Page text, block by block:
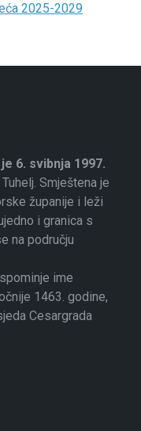
2025-2029
6. svibnja 1997.
Smještena je
županije i leži
i granica s
na području
ime
1463. godine,
Cesargrada